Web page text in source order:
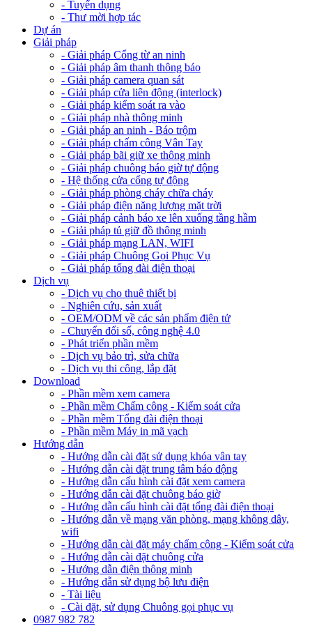
- Tuyển dụng
- Thư mời hợp tác
Dự án
Giải pháp
- Giải pháp Cổng từ an ninh
- Giải pháp âm thanh thông báo
- Giải pháp camera quan sát
- Giải pháp cửa liên động (interlock)
- Giải pháp kiểm soát ra vào
- Giải pháp nhà thông minh
- Giải pháp an ninh - Báo trộm
- Giải pháp chấm công Vân Tay
- Giải pháp bãi giữ xe thông minh
- Giải pháp chuông báo giờ tự động
- Hệ thống cửa cổng tự động
- Giải pháp phòng cháy chữa cháy
- Giải pháp điện năng lượng mặt trời
- Giải pháp cảnh báo xe lên xuống tầng hầm
- Giải pháp tủ giữ đồ thông minh
- Giải pháp mạng LAN, WIFI
- Giải pháp Chuông Gọi Phục Vụ
- Giải pháp tổng đài điện thoại
Dịch vụ
- Dịch vụ cho thuê thiết bị
- Nghiên cứu, sản xuất
- OEM/ODM về các sản phẩm điện tử
- Chuyển đổi số, công nghệ 4.0
- Phát triển phần mềm
- Dịch vụ bảo trì, sửa chữa
- Dịch vụ thi công, lắp đặt
Download
- Phần mềm xem camera
- Phần mềm Chấm công - Kiểm soát cửa
- Phần mềm Tổng đài điện thoại
- Phần mềm Máy in mã vạch
Hướng dẫn
- Hướng dẫn cài đặt sử dụng khóa vân tay
- Hướng dẫn cài đặt trung tâm báo động
- Hướng dẫn cấu hình cài đặt xem camera
- Hướng dẫn cài đặt chuông báo giờ
- Hướng dẫn cấu hình cài đặt tổng đài điện thoại
- Hướng dẫn về mạng văn phòng, mạng không dây,
wifi
- Hướng dẫn cài đặt máy chấm công - Kiểm soát cửa
- Hướng dẫn cài đặt chuông cửa
- Hướng dẫn điện thông minh
- Hướng dẫn sử dụng bộ lưu điện
- Tài liệu
- Cài đặt, sử dụng Chuông gọi phục vụ
0987 982 782